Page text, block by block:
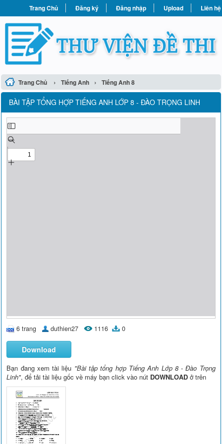
Trang Chủ Đăng ký Đăng nhập Upload Liên hệ
Trang Chủ › Tiếng Anh › Tiếng Anh 8
BÀI TẬP TỔNG HỢP TIẾNG ANH LỚP 8 - ĐÀO TRỌNG LINH
6 trang duthien27 1116 0
Download
Bạn đang xem tài liệu "Bài tập tổng hợp Tiếng Anh Lớp 8 - Đào Trọng
Linh", để tải tài liệu gốc về máy bạn click vào nút DOWNLOAD ở trên